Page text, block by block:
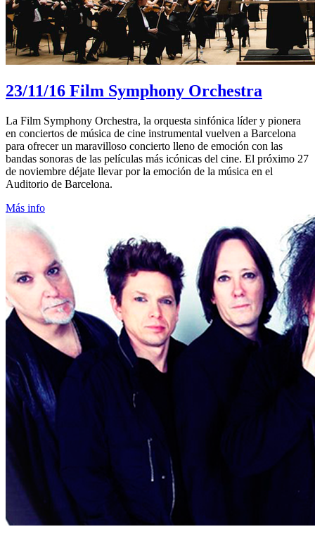
23/11/16 Film Symphony Orchestra
La Film Symphony Orchestra, la orquesta sinfónica líder y pionera
en conciertos de música de cine instrumental vuelven a Barcelona
para ofrecer un maravilloso concierto lleno de emoción con las
bandas sonoras de las películas más icónicas del cine. El próximo 27
de noviembre déjate llevar por la emoción de la música en el
Auditorio de Barcelona.
Más info